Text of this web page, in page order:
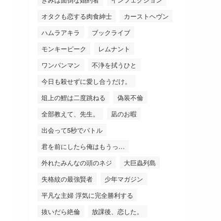
オタクも恋する肉食紳士
カーストヘヴン
ハムラアキラ
ブックライブ
モンキーピーク
レムナント
ワンパンマン
不浄を拭うひと
今日も殺せずに愛し合うだけ。
俎上の鯉は二度跳ねる
偽装不倫
全部教えて、先生。
凪のお暇
出会って5秒でバトル
君を前にしたら俺はもうっ…
外れたみんなの頭のネジ
大巨蟲列島
失格紋の最強賢者
少年マガジン
平凡な主婦 浮気に完全勝利する
抜いだら絶倫
放課後、恋した。